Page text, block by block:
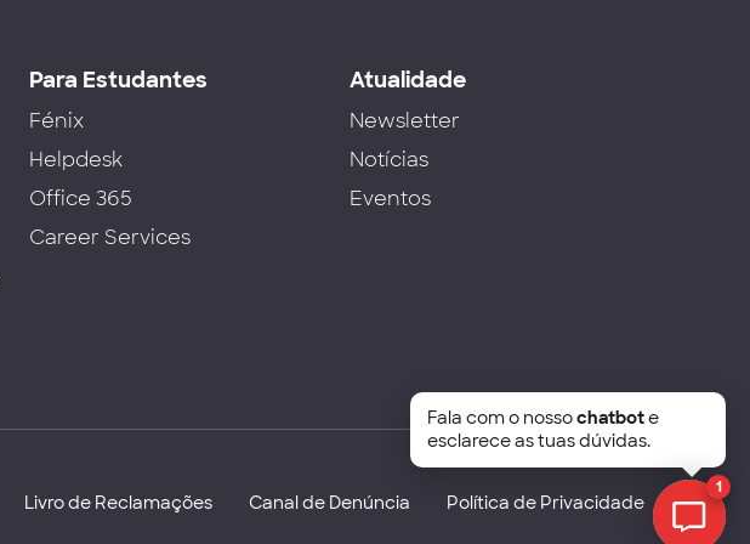
Para Estudantes
Fénix
Helpdesk
Office 365
Career Services
Atualidade
Newsletter
Notícias
Eventos
Livro de Reclamações Canal de Denúncia Política de Privacidade
1
Fala com o nossochatbote
esclarece as tuas dúvidas.